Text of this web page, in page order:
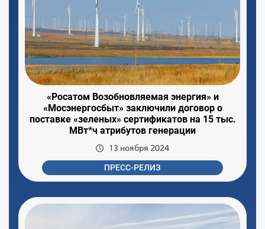
«Росатом Возобновляемая энергия» и
«Мосэнергосбыт» заключили договор о
поставке «зеленых» сертификатов на 15 тыс.
МВт*ч атрибутов генерации
13 ноября 2024
ПРЕСС-РЕЛИЗ